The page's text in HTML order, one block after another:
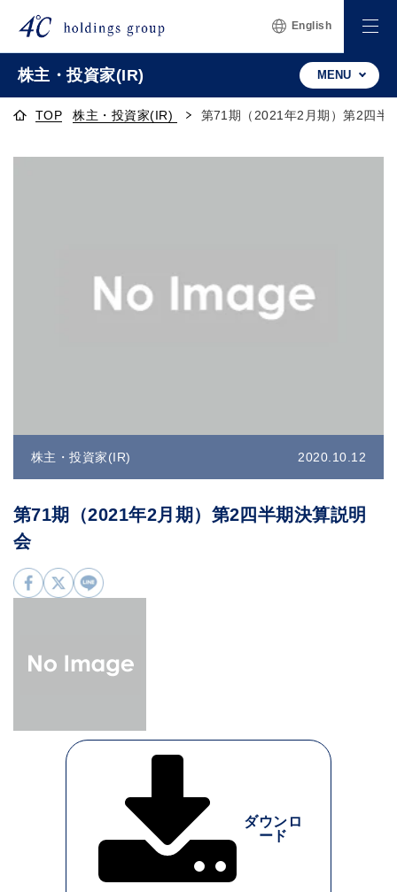
English
株主・投資家(IR) MENU
TOP 株主・投資家(IR) 第71期（2021年2月期）第2四半
株主・投資家(IR) 2020.10.12
第71期（2021年2月期）第2四半期決算説明
会
ダウンロ
ード